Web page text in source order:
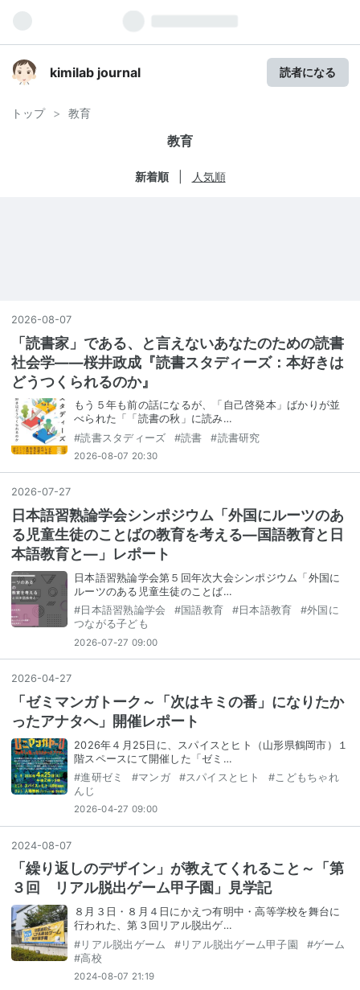
kimilab journal 読者になる
トップ > 教育
教育
新着順 人気順
2026-08-07
「読書家」である、と言えないあなたのための読書
社会学――桜井政成『読書スタディーズ：本好きは
どうつくられるのか』
もう５年も前の話になるが、「自己啓発本」ばかりが並
べられた「「読書の秋」に読み…
#読書スタディーズ #読書 #読書研究
2026-08-07 20:30
2026-07-27
日本語習熟論学会シンポジウム「外国にルーツのあ
る児童生徒のことばの教育を考える―国語教育と日
本語教育と―」レポート
日本語習熟論学会第５回年次大会シンポジウム「外国に
ルーツのある児童生徒のことば…
# 日本語習熟論学会 #国語教育 # 日本語教育 #外国に
つながる子ども
2026-07-27 09:00
2026-04-27
「ゼミマンガトーク～「次はキミの番」になりたか
ったアナタへ」開催レポート
2026年４月25日に、スパイスとヒト（山形県鶴岡市）１
階スペースにて開催した「ゼミ…
#進研ゼミ #マンガ #スパイスとヒト # こどもちゃれ
んじ
2026-04-27 09:00
2024-08-07
「繰り返しのデザイン」が教えてくれること～「第
３回 リアル脱出ゲーム甲子園」見学記
８月３日・８月４日にかえつ有明中・高等学校を舞台に
行われた、第３回リアル脱出ゲ…
# リアル脱出ゲーム # リアル脱出ゲーム甲子園 #ゲーム
#高校
2024-08-07 21:19